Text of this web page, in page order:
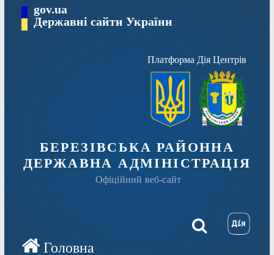
Перейтиgov.ua
Державні сайти України
Платформа Дія Центрів
БЕРЕЗІВСЬКА РАЙОННА
ДЕРЖАВНА АДМІНІСТРАЦІЯ
Офіційний веб-сайт